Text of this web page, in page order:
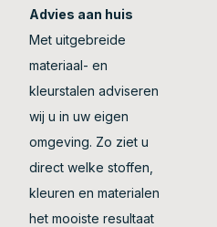
Advies aan huis
Met uitgebreide
materiaal- en
kleurstalen adviseren
wij u in uw eigen
omgeving. Zo ziet u
direct welke stoffen,
kleuren en materialen
het mooiste resultaat